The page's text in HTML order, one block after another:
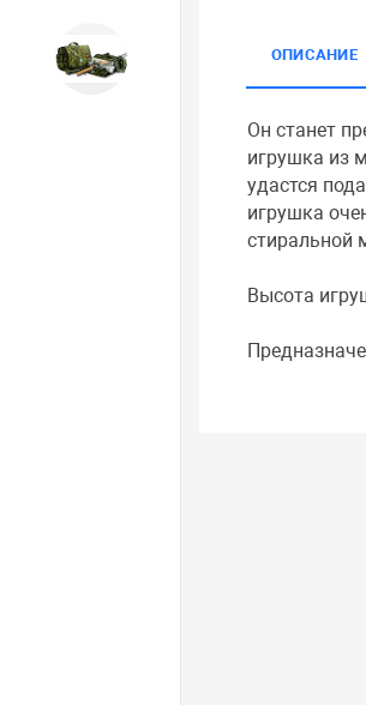
Охота, спорт, туризм
ОПИСАНИЕ
Он станет
игрушка из
удастся
игрушка
стиральной
Высота